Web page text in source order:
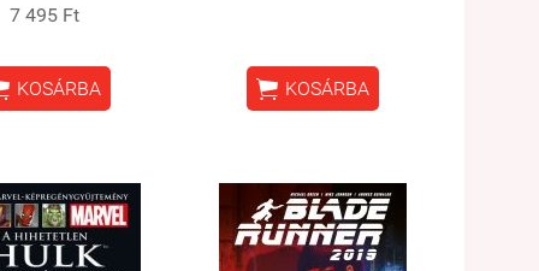
7 495 Ft
KOSÁRBA  KOSÁRBA